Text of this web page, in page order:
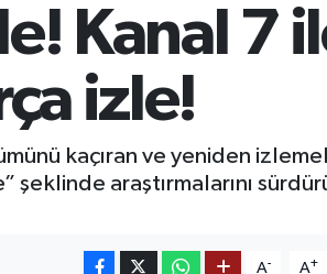
Kanal 7
izle!
kaçıran ve yeniden
araştırmalarını
A- A+